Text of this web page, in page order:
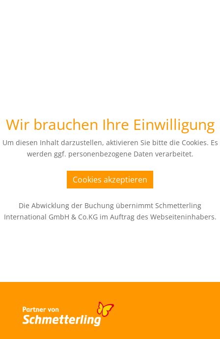
Wir brauchen Ihre Einwilligung
Um diesen Inhalt darzustellen, aktivieren Sie bitte die Cookies. Es
werden ggf. personenbezogene Daten verarbeitet.
Cookies akzeptieren
Die Abwicklung der Buchung übernimmt Schmetterling
International GmbH & Co.KG im Auftrag des Webseiteninhabers.